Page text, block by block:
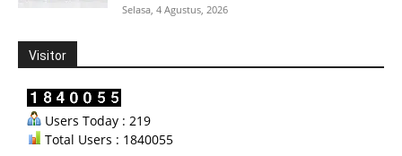
Selasa, 4 Agustus, 2026
Visitor
Users Today : 219
Total Users : 1840055